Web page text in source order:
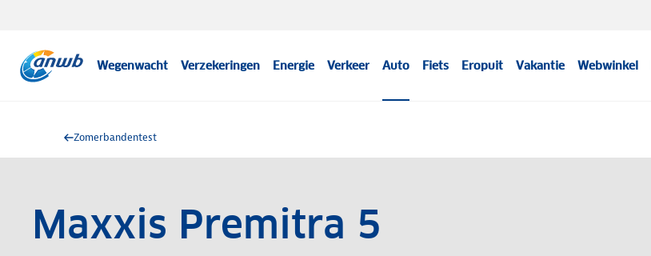
Wegenwacht Verzekeringen Energie Verkeer Auto Fiets Eropuit Vakantie Webwinkel
Zomerbandentest
Maxxis Premitra 5